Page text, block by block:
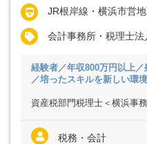
JR根岸線・横浜市営
会計事務所・税理士法
経験者／年収800万円以上
／培ったスキルを新しい環
資産税部門税理士＜横浜事
税務・会計